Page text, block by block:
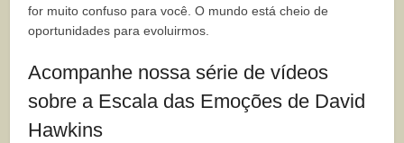
for muito confuso para você. O mundo está cheio de
oportunidades para evoluirmos.
Acompanhe nossa série de vídeos
sobre a Escala das Emoções de David
Hawkins